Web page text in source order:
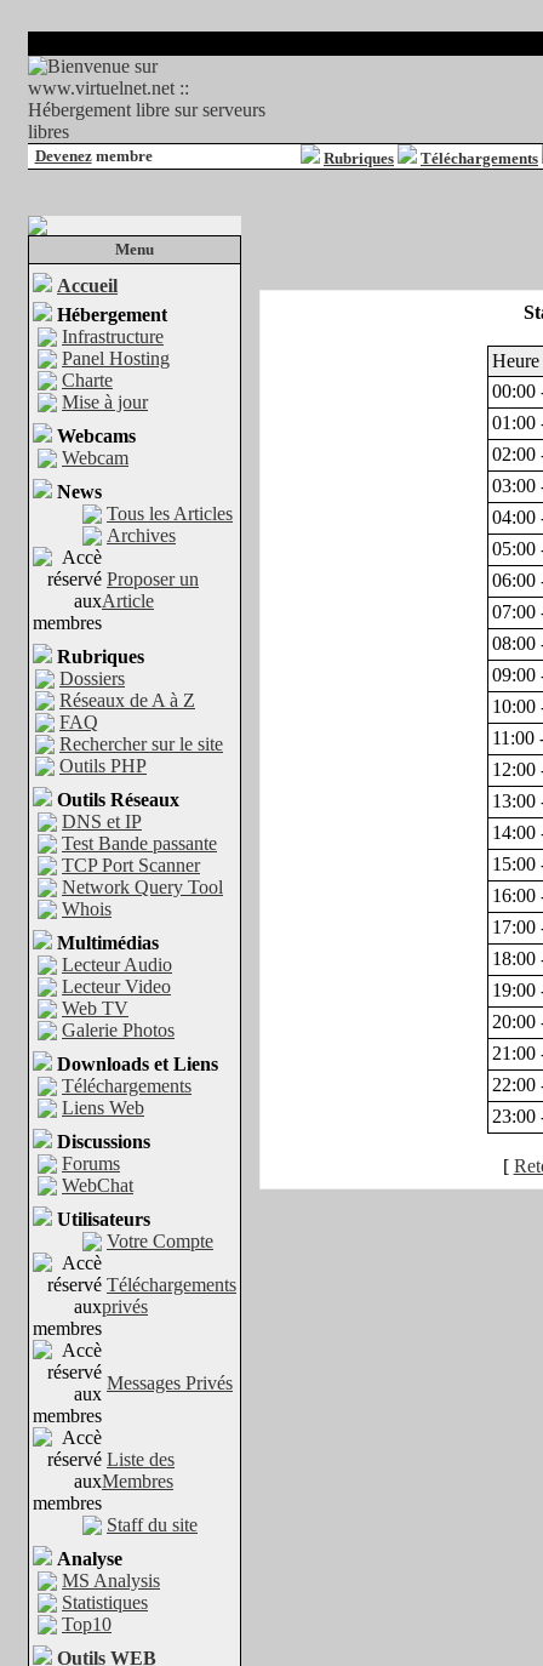
Devenezmembre Rubriques Téléchargements
Menu
Accueil
Hébergement
Infrastructure
Panel Hosting
Charte
Mise à jour
Webcams
Webcam
News
Tous les Articles
Archives
Proposer un
Article
Rubriques
Dossiers
Réseaux de A à Z
FAQ
Rechercher sur le site
Outils PHP
Outils Réseaux
DNS et IP
Test Bande passante
TCP Port Scanner
Network Query Tool
Whois
Multimédias
Lecteur Audio
Lecteur Video
Web TV
Galerie Photos
Downloads et Liens
Téléchargements
Liens Web
Discussions
Forums
WebChat
Utilisateurs
Votre Compte
Téléchargements
privés
Messages Privés
Liste des
Membres
Staff du site
Analyse
MS Analysis
Statistiques
Top10
Outils WEB
Heure
00:00
01:00
02:00
03:00
04:00
05:00
06:00
07:00
08:00
09:00
10:00
11:00
12:00
13:00
14:00
15:00
16:00
17:00
18:00
19:00
20:00
21:00
22:00
23:00
[